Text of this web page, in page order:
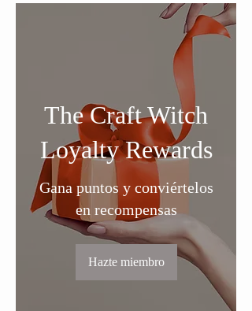
The Craft Witch
Loyalty Rewards
Gana puntos y conviértelos
en recompensas
Hazte miembro